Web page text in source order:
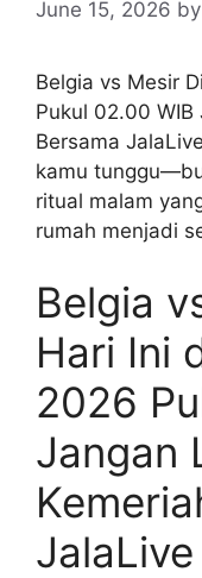
June 15, 2026 by
Belgia vs Mesir
Pukul 02.00
Bersama
kamu
ritual malam
rumah menjadi
Belgia
Hari Ini
2026
Jangan
JalaLive